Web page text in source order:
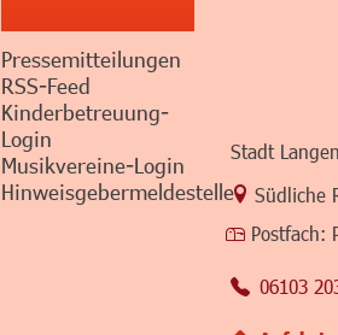
Pressemitteilungen
RSS-Feed
Kinderbetreuung-
Login
Musikvereine-Login
Hinweisgebermeldestelle
Stadt
Link zur
Südliche
Postfach:
06103